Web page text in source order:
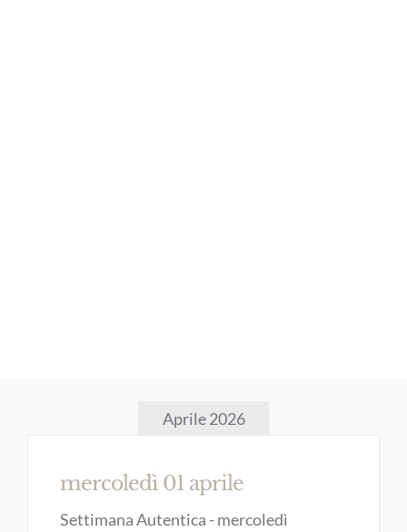
Aprile 2026
mercoledì 01 aprile
Settimana Autentica - mercoledì